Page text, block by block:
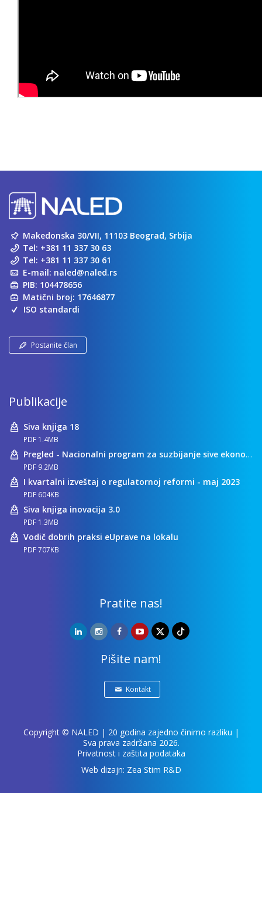
Makedonska 30/VII, 11103 Beograd, Srbija
Tel: +381 11 337 30 63
Tel: +381 11 337 30 61
E-mail: naled@naled.rs
PIB: 104478656
Matični broj: 17646877
ISO standardi
Postanite član
Publikacije
Siva knjiga 18
PDF 1.4MB
Pregled - Nacionalni program za suzbijanje sive ekonomije
PDF 9.2MB
I kvartalni izveštaj o regulatornoj reformi - maj 2023
PDF 604KB
Siva knjiga inovacija 3.0
PDF 1.3MB
Vodič dobrih praksi eUprave na lokalu
PDF 707KB
Pratite nas!
Pišite nam!
Kontakt
Copyright © NALED | 20 godina zajedno činimo razliku |
Sva prava zadržana 2026.
Privatnost i zaštita podataka
Web dizajn: Zea Stim R&D